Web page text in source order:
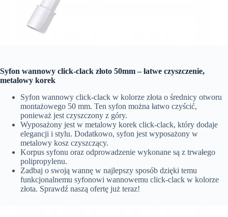
Syfon wannowy click-clack złoto 50mm – łatwe czyszczenie,
metalowy korek
Syfon wannowy click-clack w kolorze złota o średnicy otworu
montażowego 50 mm. Ten syfon można łatwo czyścić,
ponieważ jest czyszczony z góry.
Wyposażony jest w metalowy korek click-clack, który dodaje
elegancji i stylu. Dodatkowo, syfon jest wyposażony w
metalowy kosz czyszczący.
Korpus syfonu oraz odprowadzenie wykonane są z trwałego
polipropylenu.
Zadbaj o swoją wannę w najlepszy sposób dzięki temu
funkcjonalnemu syfonowi wannowemu click-clack w kolorze
złota. Sprawdź naszą ofertę już teraz!